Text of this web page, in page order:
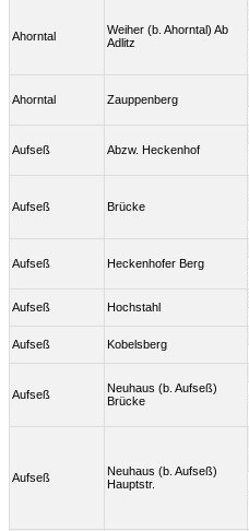
Ahorntal
Weiher (b. Ahorntal) Ab
Adlitz
Ahorntal Zauppenberg
Aufseß Abzw. Heckenhof
Aufseß Brücke
Aufseß Heckenhofer Berg
Aufseß Hochstahl
Aufseß Kobelsberg
Aufseß
Neuhaus (b. Aufseß)
Brücke
Aufseß
Neuhaus (b. Aufseß)
Hauptstr.